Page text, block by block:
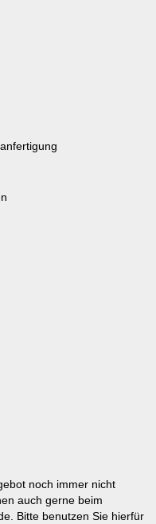
noch immer nicht
auch gerne beim
Bitte benutzen Sie hierfür